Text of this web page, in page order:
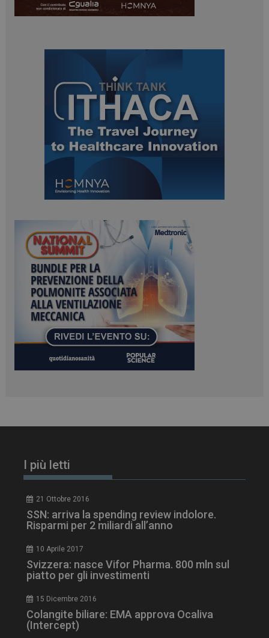
I più letti
21 Ottobre 2016
SSN: arriva la spending review indolore.
Risparmi per 2 miliardi all’anno
10 Aprile 2017
Svizzera: nasce Vifor Pharma. 800 mln sul
piatto per gli investimenti
15 Dicembre 2016
Colangite biliare: EMA approva Ocaliva
(Intercept)
ARRAffinitySameSite
Microsoft Corporation
.www.dailyhealthindustry.it
PHPSESSID
PHP.net
www.dailyhealthindustry.it
tracking-sites-
ironfish-session-id
www.dailyhealthindustry.it